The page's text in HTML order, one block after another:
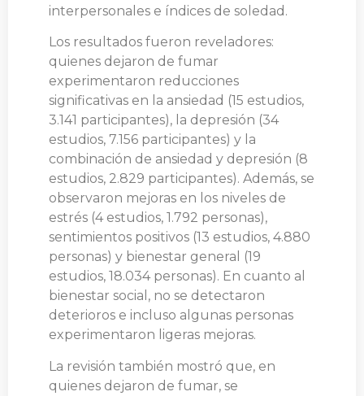
interpersonales e índices de soledad.
Los resultados fueron reveladores:
quienes dejaron de fumar
experimentaron reducciones
significativas en la ansiedad (15 estudios,
3.141 participantes), la depresión (34
estudios, 7.156 participantes) y la
combinación de ansiedad y depresión (8
estudios, 2.829 participantes). Además, se
observaron mejoras en los niveles de
estrés (4 estudios, 1.792 personas),
sentimientos positivos (13 estudios, 4.880
personas) y bienestar general (19
estudios, 18.034 personas). En cuanto al
bienestar social, no se detectaron
deterioros e incluso algunas personas
experimentaron ligeras mejoras.
La revisión también mostró que, en
quienes dejaron de fumar, se